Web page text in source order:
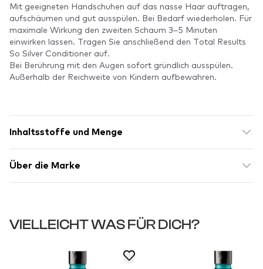
Mit geeigneten Handschuhen auf das nasse Haar auftragen,
aufschäumen und gut ausspülen. Bei Bedarf wiederholen. Für
maximale Wirkung den zweiten Schaum 3–5 Minuten
einwirken lassen. Tragen Sie anschließend den Total Results
So Silver Conditioner auf.
Bei Berührung mit den Augen sofort gründlich ausspülen.
Außerhalb der Reichweite von Kindern aufbewahren.
Inhaltsstoffe und Menge
Über die Marke
VIELLEICHT WAS FÜR DICH?